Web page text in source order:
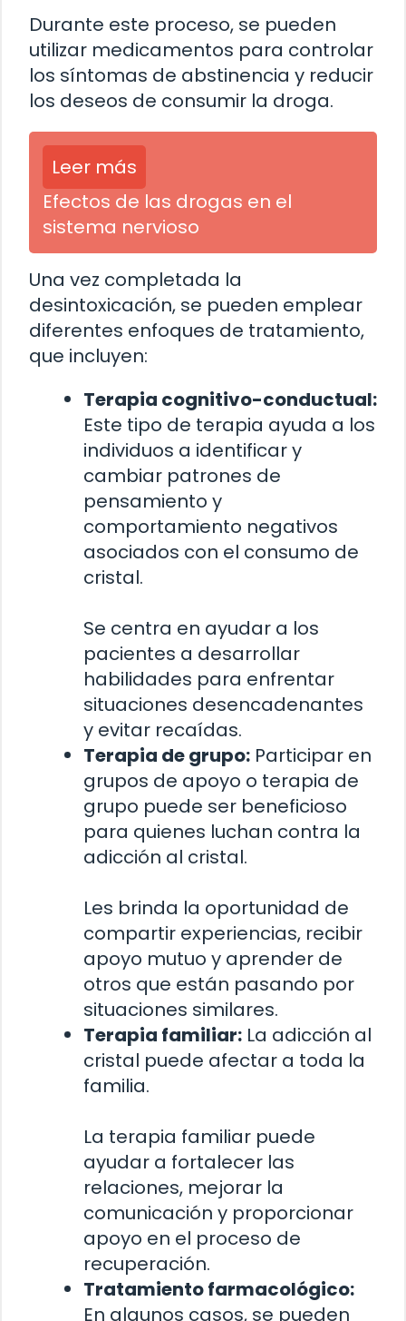
Durante este proceso, se pueden
utilizar medicamentos para controlar
los síntomas de abstinencia y reducir
los deseos de consumir la droga.
Leer más
Efectos de las drogas en el
sistema nervioso
Una vez completada la
desintoxicación, se pueden emplear
diferentes enfoques de tratamiento,
que incluyen:
Terapia cognitivo-conductual:
Este tipo de terapia ayuda a los
individuos a identificar y
cambiar patrones de
pensamiento y
comportamiento negativos
asociados con el consumo de
cristal.
Se centra en ayudar a los
pacientes a desarrollar
habilidades para enfrentar
situaciones desencadenantes
y evitar recaídas.
Terapia de grupo: Participar en
grupos de apoyo o terapia de
grupo puede ser beneficioso
para quienes luchan contra la
adicción al cristal.
Les brinda la oportunidad de
compartir experiencias, recibir
apoyo mutuo y aprender de
otros que están pasando por
situaciones similares.
Terapia familiar: La adicción al
cristal puede afectar a toda la
familia.
La terapia familiar puede
ayudar a fortalecer las
relaciones, mejorar la
comunicación y proporcionar
apoyo en el proceso de
recuperación.
Tratamiento farmacológico:
En algunos casos, se pueden